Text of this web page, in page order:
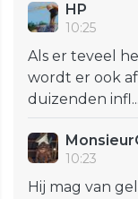
HP
10:25
Als er teveel
wordt er ook
duizenden infl...
10:23
Hij mag van